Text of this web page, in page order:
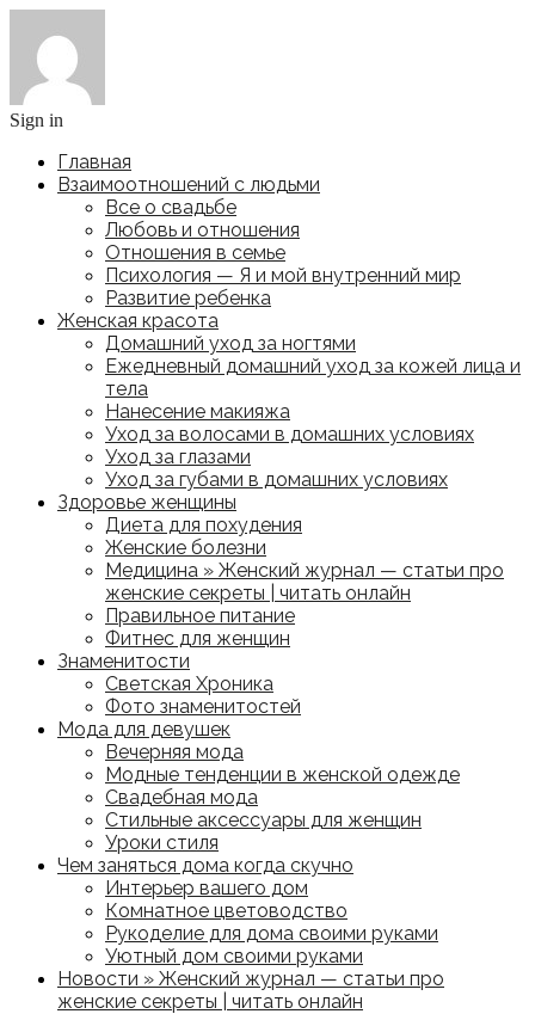
Sign in
Главная
Взаимоотношений с людьми
Все о свадьбе
Любовь и отношения
Отношения в семье
Психология — Я и мой внутренний мир
Развитие ребенка
Женская красота
Домашний уход за ногтями
Ежедневный домашний уход за кожей лица и
тела
Нанесение макияжа
Уход за волосами в домашних условиях
Уход за глазами
Уход за губами в домашних условиях
Здоровье женщины
Диета для похудения
Женские болезни
Медицина » Женский журнал — статьи про
женские секреты | читать онлайн
Правильное питание
Фитнес для женщин
Знаменитости
Светская Хроника
Фото знаменитостей
Мода для девушек
Вечерняя мода
Модные тенденции в женской одежде
Свадебная мода
Стильные аксессуары для женщин
Уроки стиля
Чем заняться дома когда скучно
Интерьер вашего дом
Комнатное цветоводство
Рукоделие для дома своими руками
Уютный дом своими руками
Новости » Женский журнал — статьи про
женские секреты | читать онлайн